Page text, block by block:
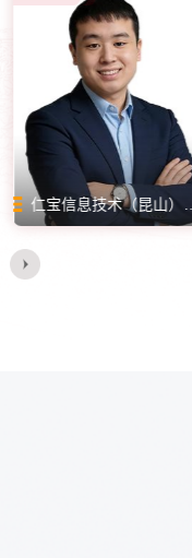
哈尔滨工业大学
哈尔滨市公安局交警支队